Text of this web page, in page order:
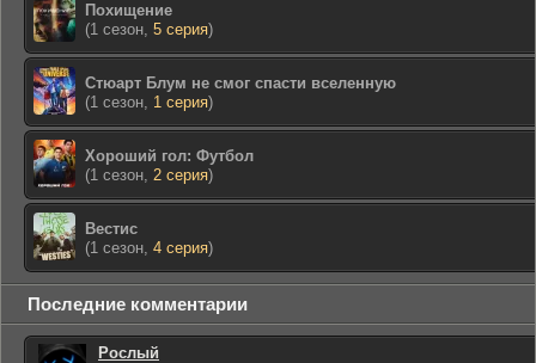
Похищение
(1 сезон, 5 серия)
Стюарт Блум не смог спасти вселенную
(1 сезон, 1 серия)
Хороший гол: Футбол
(1 сезон, 2 серия)
Вестис
(1 сезон, 4 серия)
Последние комментарии
Рослый